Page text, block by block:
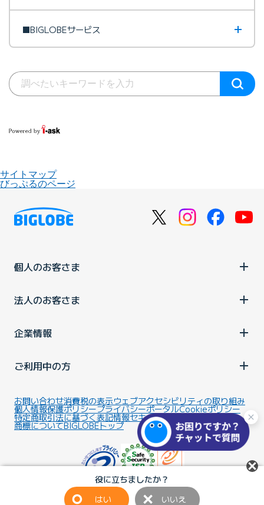
役に立ちましたか？
はい
いいえ
■BIGLOBEサービス
サイトマップ
びっぷるのページ
個人のお客さま
法人のお客さま
企業情報
ご利用中の方
お問い合わせ消費税の表示ウェブアクセシビリティの取り組み
個人情報保護ポリシープライバシーポータルCookieポリシー
特定商取引法に基づく表記情報セキュリティ基本方針
商標についてBIGLOBEトップ